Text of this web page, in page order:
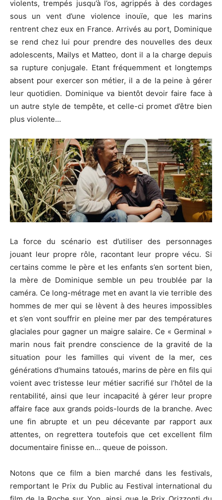
violents, trempés jusqu’à l’os, agrippés à des cordages
sous un vent d’une violence inouïe, que les marins
rentrent chez eux en France. Arrivés au port, Dominique
se rend chez lui pour prendre des nouvelles des deux
adolescents, Mailys et Matteo, dont il a la charge depuis
sa rupture conjugale. Etant fréquemment et longtemps
absent pour exercer son métier, il a de la peine à gérer
leur quotidien. Dominique va bientôt devoir faire face à
un autre style de tempête, et celle-ci promet d’être bien
plus violente…
La force du scénario est d’utiliser des personnages
jouant leur propre rôle, racontant leur propre vécu. Si
certains comme le père et les enfants s’en sortent bien,
la mère de Dominique semble un peu troublée par la
caméra. Ce long-métrage met en avant la vie terrible des
hommes de mer qui se lèvent à des heures impossibles
et s’en vont souffrir en pleine mer par des températures
glaciales pour gagner un maigre salaire. Ce « Germinal »
marin nous fait prendre conscience de la gravité de la
situation pour les familles qui vivent de la mer, ces
générations d’humains tatoués, marins de père en fils qui
voient avec tristesse leur métier sacrifié sur l’hôtel de la
rentabilité, ainsi que leur incapacité à gérer leur propre
affaire face aux grands poids-lourds de la branche. Avec
une fin abrupte et un peu décevante par rapport aux
attentes, on regrettera toutefois que cet excellent film
documentaire finisse en… queue de poisson.
Notons que ce film a bien marché dans les festivals,
remportant le Prix du Public au Festival international du